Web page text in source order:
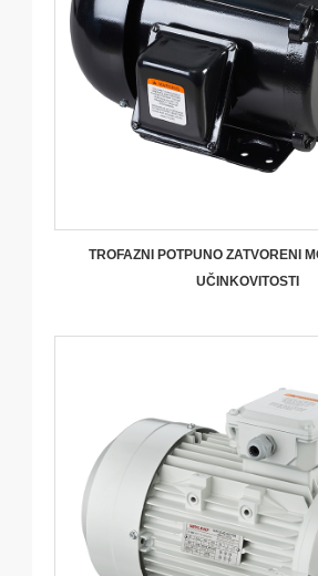
TROFAZNI POTPUNO ZATVORENI
UČINKOVITOSTI